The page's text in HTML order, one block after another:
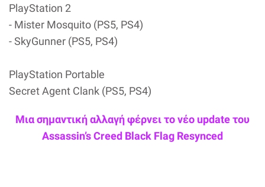
PlayStation 2
- Mister Mosquito (PS5, PS4)
- SkyGunner (PS5, PS4)
PlayStation Portable
Secret Agent Clank (PS5, PS4)
Μια σημαντική αλλαγή φέρνει το νέο update του
Assassin’s Creed Black Flag Resynced